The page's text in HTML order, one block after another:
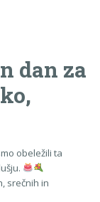
dan za
obeležili ta
srečnih in